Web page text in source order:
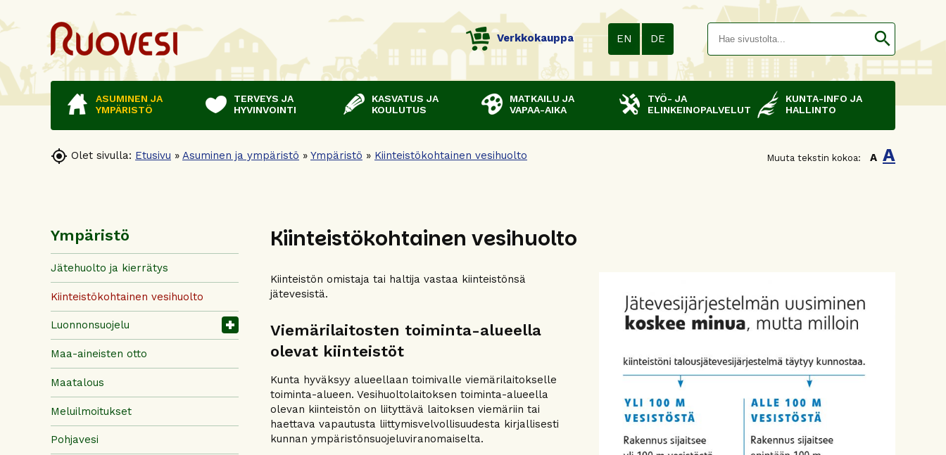
Verkkokauppa EN DE search
ASUMINEN JA
YMPÄRISTÖ
TERVEYS JA
HYVINVOINTI
KASVATUS JA
KOULUTUS
MATKAILU JA
VAPAA-AIKA
TYÖ- JA
ELINKEINOPALVELUT
KUNTA-INFO JA
HALLINTO
 Olet sivulla: Etusivu » Asuminen ja ympäristö » Ympäristö » Kiinteistökohtainen vesihuolto Muuta tekstin kokoa: A A
Ympäristö
Jätehuolto ja kierrätys
Kiinteistökohtainen vesihuolto
Luonnonsuojelu
Maa-aineisten otto
Maatalous
Meluilmoitukset
Pohjavesi
Kiinteistökohtainen vesihuolto
Kiinteistön omistaja tai haltija vastaa kiinteistönsä
jätevesistä.
Viemärilaitosten toiminta-alueella
olevat kiinteistöt
Kunta hyväksyy alueellaan toimivalle viemärilaitokselle
toiminta-alueen. Vesihuoltolaitoksen toiminta-alueella
olevan kiinteistön on liityttävä laitoksen viemäriin tai
haettava vapautusta liittymisvelvollisuudesta kirjallisesti
kunnan ympäristönsuojeluviranomaiselta.